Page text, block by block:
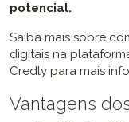
potencial.
Saiba mais sobre
digitais na
Credly para mais
Vantagens